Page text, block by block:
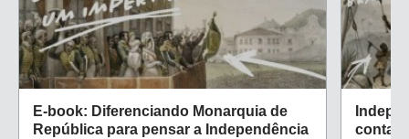
E-book: Diferenciando Monarquia de
República para pensar a Independência